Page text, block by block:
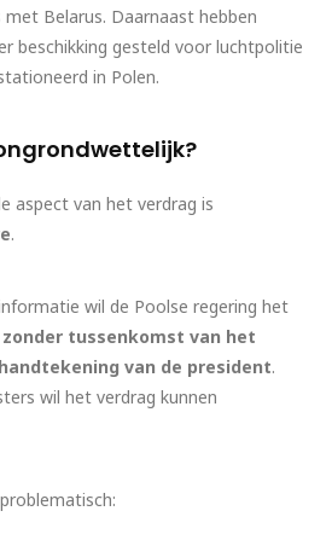
Belarus. Daarnaast hebben
beschikking gesteld voor luchtpolitie
in Polen.
aspect van het verdrag is
.
wil de Poolse regering het
zonder tussenkomst van het
van de president.
wil het verdrag kunnen